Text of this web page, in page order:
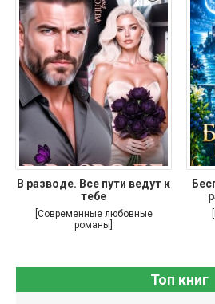
В разводе. Все пути ведут к
тебе
[Современные любовные
романы]
Топ книг